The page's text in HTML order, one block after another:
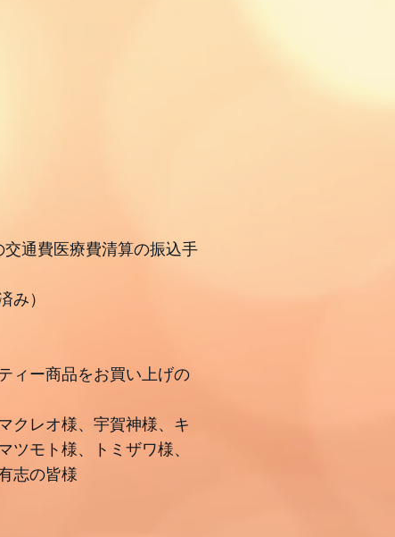
通費医療費清算の振込手
み）
ィー商品をお買い上げの
クレオ様、宇賀神様、キ
モト様、トミザワ様、
志の皆様